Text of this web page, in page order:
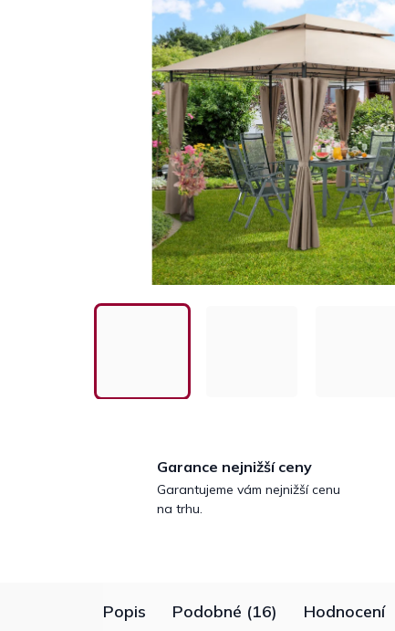
Garance nejnižší ceny
Garantujeme vám nejnižší cenu
na trhu.
Popis Podobné (16) Hodnocení